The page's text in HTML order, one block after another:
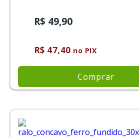
R$ 49,90
R$ 47,40 no PIX
Comprar